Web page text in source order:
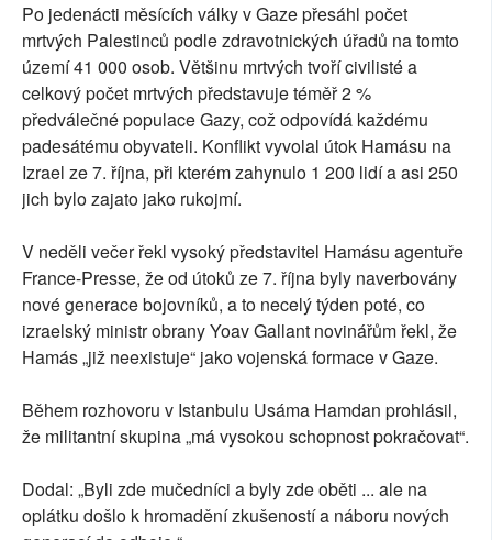
Po jedenácti měsících války v Gaze přesáhl počet
mrtvých Palestinců podle zdravotnických úřadů na tomto
území 41 000 osob. Většinu mrtvých tvoří civilisté a
celkový počet mrtvých představuje téměř 2 %
předválečné populace Gazy, což odpovídá každému
padesátému obyvateli. Konflikt vyvolal útok Hamásu na
Izrael ze 7. října, při kterém zahynulo 1 200 lidí a asi 250
jich bylo zajato jako rukojmí.
V neděli večer řekl vysoký představitel Hamásu agentuře
France-Presse, že od útoků ze 7. října byly naverbovány
nové generace bojovníků, a to necelý týden poté, co
izraelský ministr obrany Yoav Gallant novinářům řekl, že
Hamás „již neexistuje“ jako vojenská formace v Gaze.
Během rozhovoru v Istanbulu Usáma Hamdan prohlásil,
že militantní skupina „má vysokou schopnost pokračovat“.
Dodal: „Byli zde mučedníci a byly zde oběti ... ale na
oplátku došlo k hromadění zkušeností a náboru nových